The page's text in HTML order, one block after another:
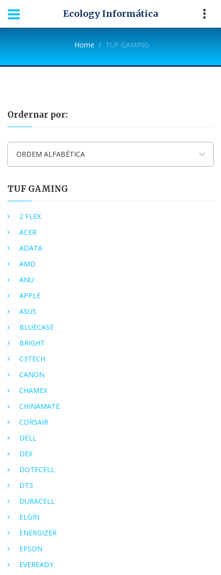
Ecology Informática
Home TUF GAMING
Ordernar por:
ORDEM ALFABÉTICA
TUF GAMING
2 FLEX
ACER
ADATA
AMD
ANU
APPLE
ASUS
BLUECASE
BRIGHT
C3TECH
CANON
CHAMEX
CHINAMATE
CORSAIR
DELL
DEX
DOTECELL
DT3
DURACELL
ELGIN
ENERGIZER
EPSON
EVEREADY